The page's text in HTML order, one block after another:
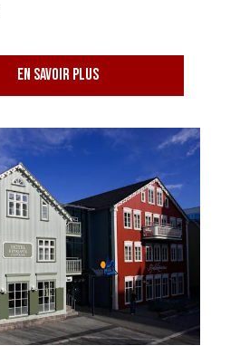
EN savoir plus